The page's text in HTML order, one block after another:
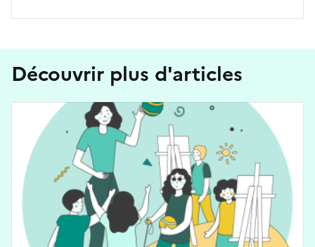
Découvrir plus d'articles